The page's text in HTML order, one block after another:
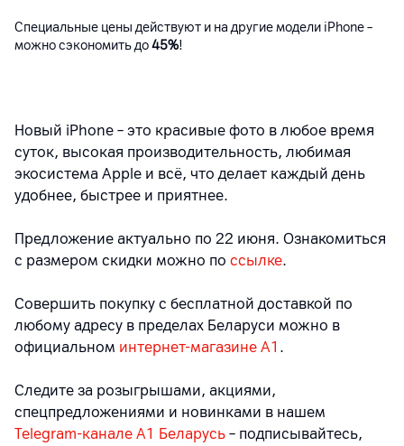
Специальные цены действуют и на другие модели iPhone–
можно сэкономить до45%!
Новый iPhone – это красивые фото в любое время
суток, высокая производительность, любимая
экосистема Apple и всё, что делает каждый день
удобнее, быстрее и приятнее.
Предложение актуально по 22 июня. Ознакомиться
с размером скидки можно по ссылке.
Совершить покупку с бесплатной доставкой по
любому адресу в пределах Беларуси можно в
официальном интернет-магазине А1 .
Следите за розыгрышами, акциями,
спецпредложениями и новинками в нашем
Telegram-канале A1 Беларусь – подписывайтесь,